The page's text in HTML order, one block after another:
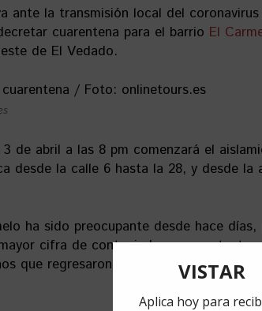
ante la transmisión local del coronavirus
cuarentena para el barrio El
de El Vedado.
de abril a las 8 pm comenzará el
desde la calle 6 hasta la 28, y desde la
ha sido preocupante desde hace días,
cifra de contagiados por contactos
que regresaron desde el exterior, con